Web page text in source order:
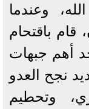
وعندما
باقتحام
أهم جبهات
نجح العدو
وتحطيم